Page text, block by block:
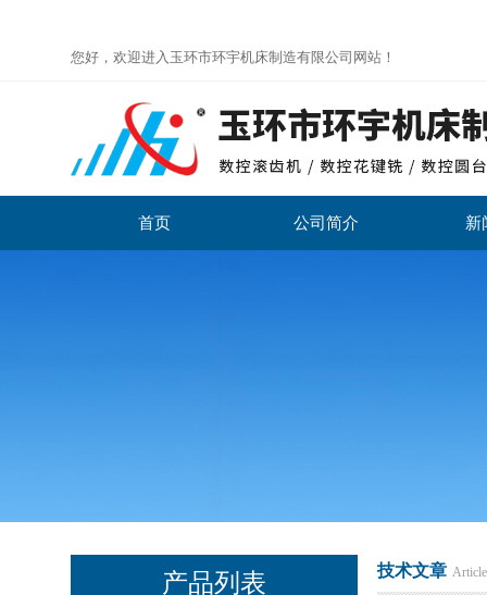
您好，欢迎进入玉环市环宇机床制造有限公司网站！
首页 公司简介 新
产品列表 技术文章 Article